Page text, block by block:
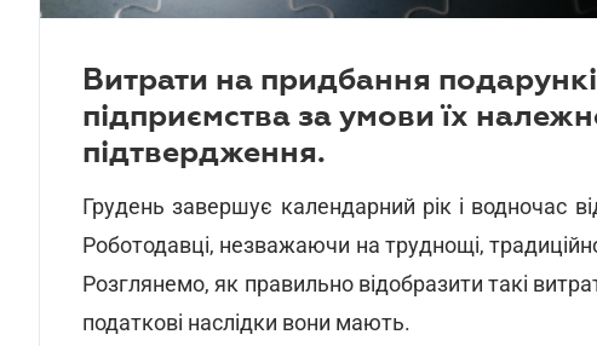
Витрати на придбання
підприємства за умови їх
підтвердження.
Грудень завершує календарний рік і водночас
Роботодавці, незважаючи на труднощі,
Розглянемо, як правильно відобразити такі
податкові наслідки вони мають.